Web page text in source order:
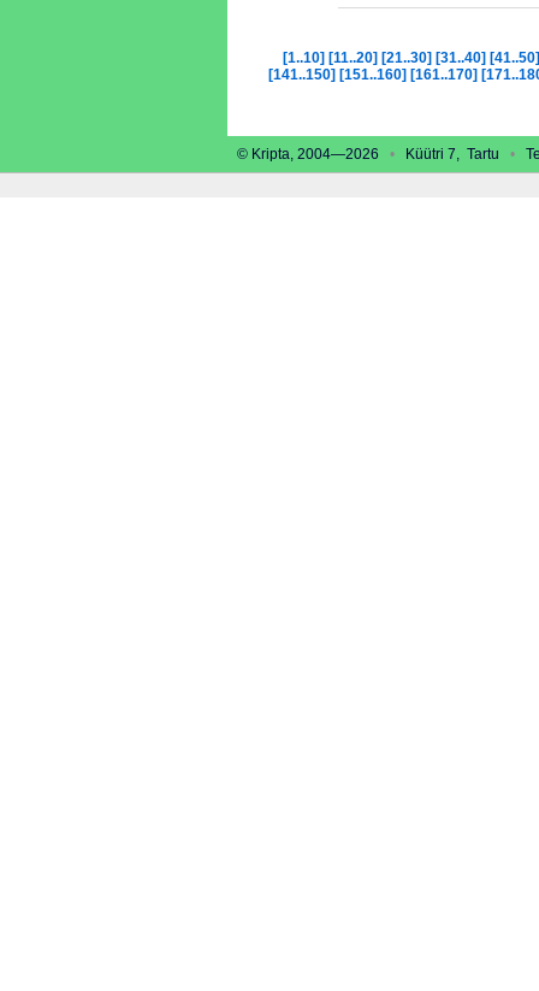
[1..10] [11..20] [21..30] [31..40] [41..50]
[141..150] [151..160] [161..170]
© Kripta, 2004—2026 • Küütri 7, Tartu •